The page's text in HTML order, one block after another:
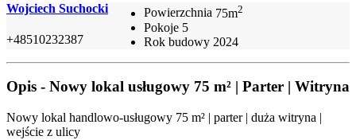
Wojciech Suchocki
+48510232387
Powierzchnia 75m2
Pokoje 5
Rok budowy 2024
Opis - Nowy lokal usługowy 75 m² | Parter | Witryna
Nowy lokal handlowo-usługowy 75 m² | parter | duża witryna |
wejście z ulicy